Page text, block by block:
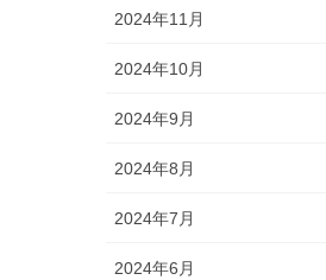
2024年11月
2024年10月
2024年9月
2024年8月
2024年7月
2024年6月